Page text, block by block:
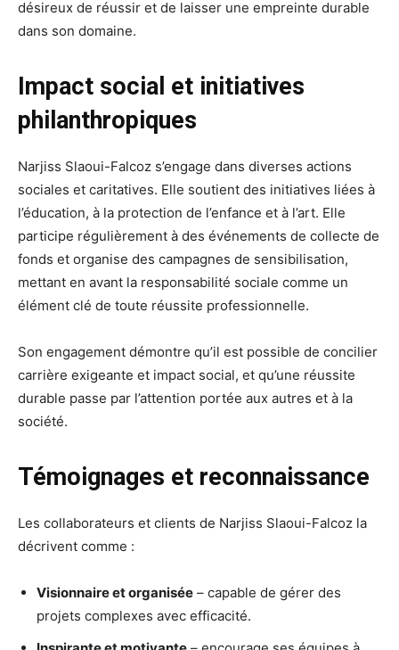
désireux de réussir et de laisser une empreinte durable
dans son domaine.
Impact social et initiatives
philanthropiques
Narjiss Slaoui-Falcoz s’engage dans diverses actions
sociales et caritatives. Elle soutient des initiatives liées à
l’éducation, à la protection de l’enfance et à l’art. Elle
participe régulièrement à des événements de collecte de
fonds et organise des campagnes de sensibilisation,
mettant en avant la responsabilité sociale comme un
élément clé de toute réussite professionnelle.
Son engagement démontre qu’il est possible de concilier
carrière exigeante et impact social, et qu’une réussite
durable passe par l’attention portée aux autres et à la
société.
Témoignages et reconnaissance
Les collaborateurs et clients de Narjiss Slaoui-Falcoz la
décrivent comme :
Visionnaire et organisée – capable de gérer des
projets complexes avec efficacité.